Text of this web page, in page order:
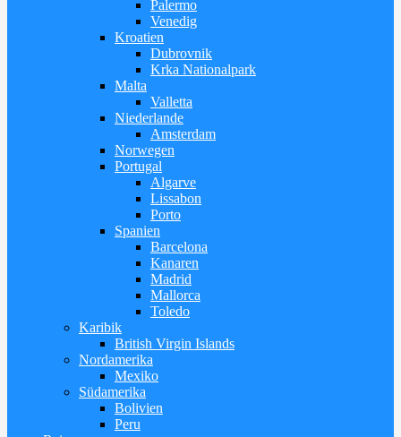
Palermo
Venedig
Kroatien
Dubrovnik
Krka Nationalpark
Malta
Valletta
Niederlande
Amsterdam
Norwegen
Portugal
Algarve
Lissabon
Porto
Spanien
Barcelona
Kanaren
Madrid
Mallorca
Toledo
Karibik
British Virgin Islands
Nordamerika
Mexiko
Südamerika
Bolivien
Peru